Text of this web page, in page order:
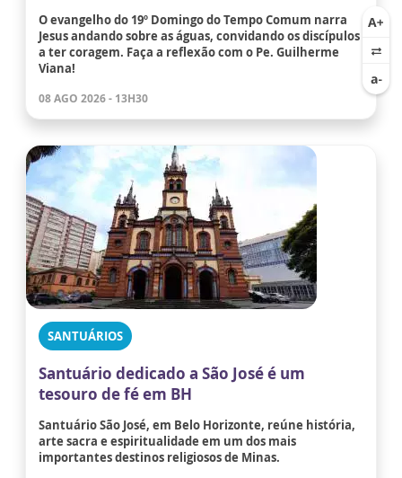
O evangelho do 19º Domingo do Tempo Comum narra
Jesus andando sobre as águas, convidando os discípulos
a ter coragem. Faça a reflexão com o Pe. Guilherme
Viana!
08 AGO 2026 - 13H30
SANTUÁRIOS
Santuário dedicado a São José é um
tesouro de fé em BH
Santuário São José, em Belo Horizonte, reúne história,
arte sacra e espiritualidade em um dos mais
importantes destinos religiosos de Minas.